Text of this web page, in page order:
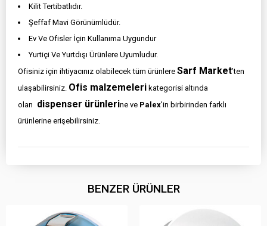
Kilit Tertibatlıdır.
Şeffaf Mavi Görünümlüdür.
Ev Ve Ofisler İçin Kullanıma Uygundur
Yurtiçi Ve Yurtdışı Ürünlere Uyumludur.
Ofisiniz için ihtiyacınız olabilecek tüm ürünlere Sarf Market’ten
ulaşabilirsiniz. Ofis malzemeleri kategorisi altında
olan dispenser ürünlerine ve Palex'in birbirinden farklı
ürünlerine erişebilirsiniz.
BENZER ÜRÜNLER